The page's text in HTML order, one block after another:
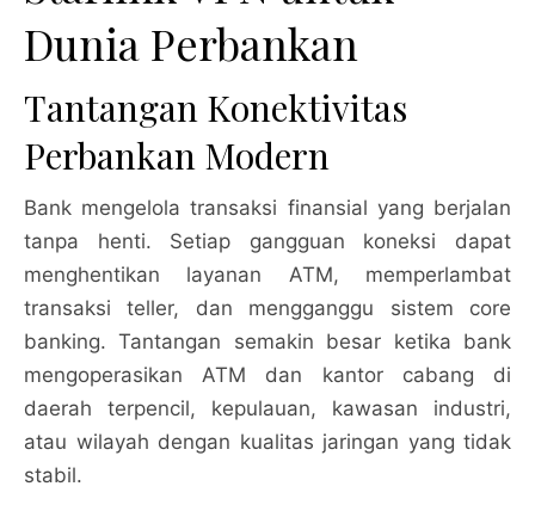
Dunia Perbankan
Tantangan Konektivitas
Perbankan Modern
Bank mengelola transaksi finansial yang berjalan
tanpa henti. Setiap gangguan koneksi dapat
menghentikan layanan ATM, memperlambat
transaksi teller, dan mengganggu sistem core
banking. Tantangan semakin besar ketika bank
mengoperasikan ATM dan kantor cabang di
daerah terpencil, kepulauan, kawasan industri,
atau wilayah dengan kualitas jaringan yang tidak
stabil.